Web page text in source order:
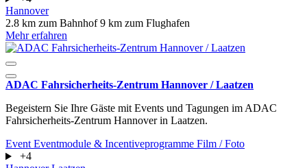
Hannover
2.8 km zum Bahnhof9 km zum Flughafen
Mehr erfahren
ADAC Fahrsicherheits-Zentrum Hannover / Laatzen
Begeistern Sie Ihre Gäste mit Events und Tagungen im ADAC
Fahrsicherheits-Zentrum Hannover in Laatzen.
Event Eventmodule & Incentiveprogramme Film / Foto
+4